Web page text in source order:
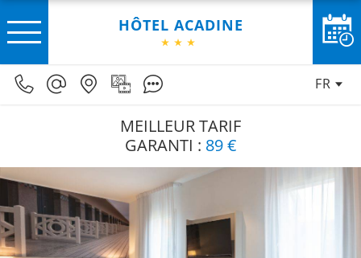
HÔTEL ACADINE
FR
MEILLEUR TARIF
GARANTI : 89 €